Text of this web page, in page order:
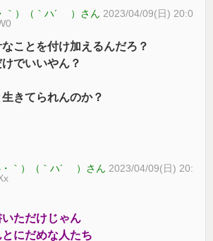
｀）（｀ハ´ ）さん 2023/04/09(日) 20:0
ことを付け加えるんだろ？
でいいやん？
きてられんのか？
・｀）（｀ハ´ ）さん 2023/04/09(日) 20:
ただけじゃん
にだめな人たち